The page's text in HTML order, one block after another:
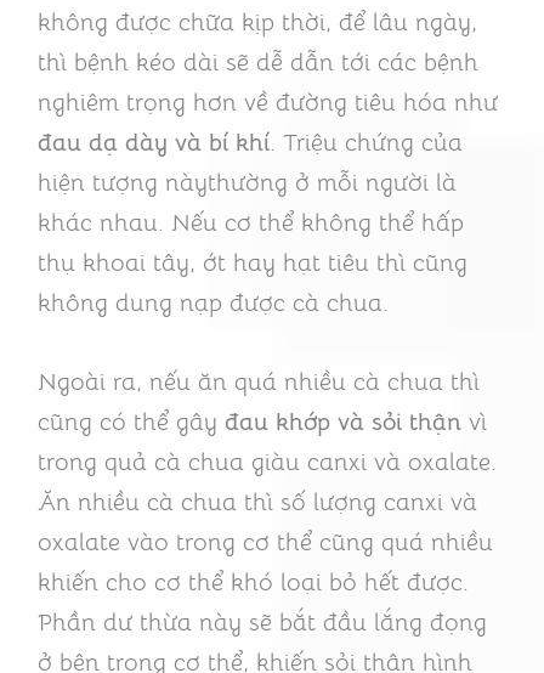
không được chữa kịp thời, để lâu ngày,
thì bệnh kéo dài sẽ dễ dẫn tới các bệnh
nghiêm trọng hơn về đường tiêu hóa như
đau dạ dày và bí khí. Triệu chứng của
hiện tượng nàythường ở mỗi người là
khác nhau. Nếu cơ thể không thể hấp
thụ khoai tây, ớt hay hạt tiêu thì cũng
không dung nạp được cà chua.
Ngoài ra, nếu ăn quá nhiều cà chua thì
cũng có thể gây đau khớp và sỏi thậnvì
trong quả cà chua giàu canxi và oxalate.
Ăn nhiều cà chua thì số lượng canxi và
oxalate vào trong cơ thể cũng quá nhiều
khiến cho cơ thể khó loại bỏ hết được.
Phần dư thừa này sẽ bắt đầu lắng đọng
ở bên trong cơ thể, khiến sỏi thận hình